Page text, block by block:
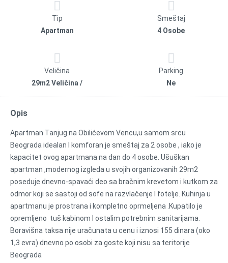
Tip
Apartman
Smeštaj
4 Osobe
Veličina
29m2 Veličina /
Parking
Ne
Opis
Apartman Tanjug na Obilićevom Vencu,u samom srcu
Beograda idealan I komforan je smeštaj za 2 osobe , iako je
kapacitet ovog apartmana na dan do 4 osobe. Ušuškan
apartman ,modernog izgleda u svojih organizovanih 29m2
poseduje dnevno-spavaći deo sa bračnim krevetom i kutkom za
odmor koji se sastoji od sofe na razvlačenje I fotelje. Kuhinja u
apartmanu je prostrana i kompletno oprmeljena .Kupatilo je
opremljeno tuš kabinom I ostalim potrebnim sanitarijama.
Boravišna taksa nije uračunata u cenu i iznosi 155 dinara (oko
1,3 evra) dnevno po osobi za goste koji nisu sa teritorije
Beograda